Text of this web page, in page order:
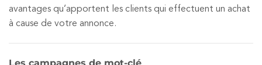
avantages qu’apportent les clients qui effectuent un achat
à cause de votre annonce.